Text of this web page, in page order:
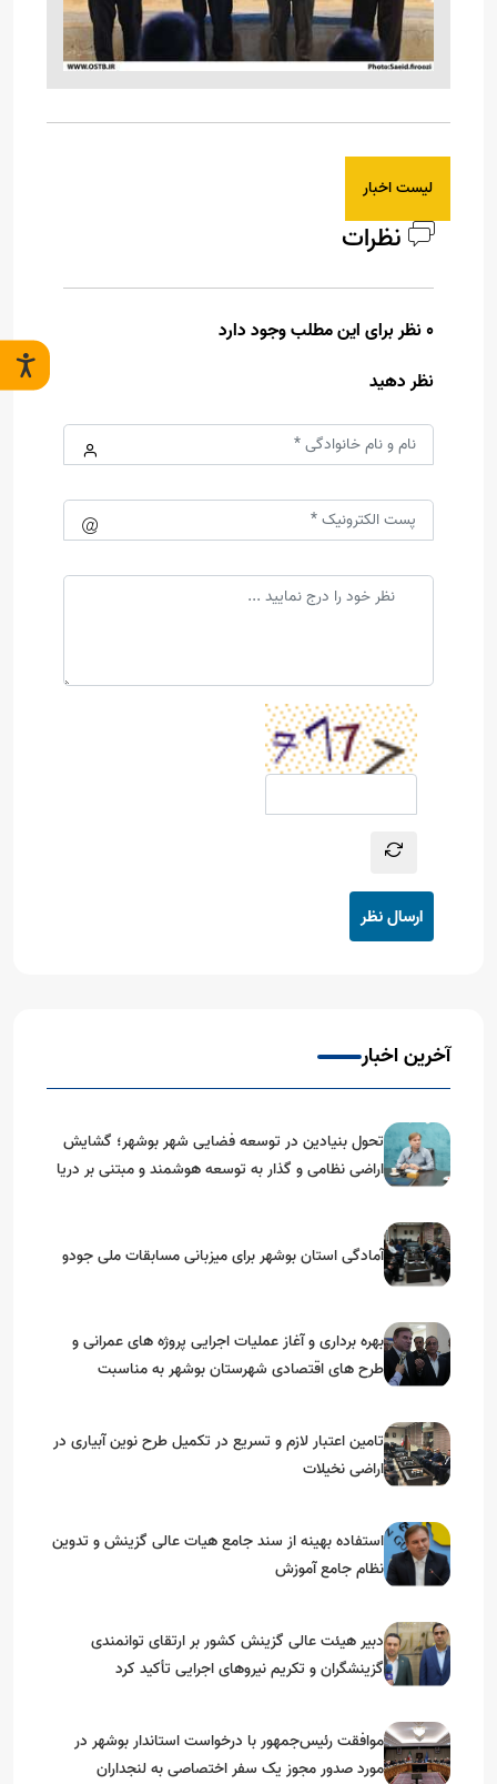
لیست اخبار
نظرات
0 نظر برای این مطلب وجود دارد
نظر دهید
ارسال نظر
آخرین اخبار
تحول بنیادین در توسعه فضایی شهر بوشهر؛ گشایش
اراضی نظامی و گذار به توسعه هوشمند و مبتنی بر دریا
آمادگی استان بوشهر برای میزبانی مسابقات ملی جودو
بهره برداری و آغاز عملیات اجرایی پروژه های عمرانی و
طرح های اقتصادی شهرستان بوشهر به مناسبت
تامین اعتبار لازم و تسریع در تکمیل طرح نوین آبیاری در
اراضی نخیلات
استفاده بهینه از سند جامع هیات عالی گزینش و‌ تدوین
نظام جامع آموزش
دبیر هیئت عالی گزینش کشور بر ارتقای توانمندی
گزینشگران و تکریم نیروهای اجرایی تأکید کرد
موافقت رئیس‌جمهور با درخواست استاندار بوشهر در
مورد صدور مجوز یک سفر اختصاصی به لنجداران